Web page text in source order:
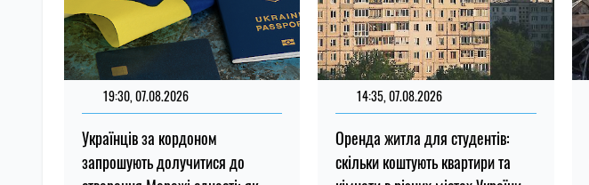
19:30, 07.08.2026
Українців за кордоном
запрошують долучитися до
14:35, 07.08.2026
Оренда житла для студентів:
скільки коштують квартири та